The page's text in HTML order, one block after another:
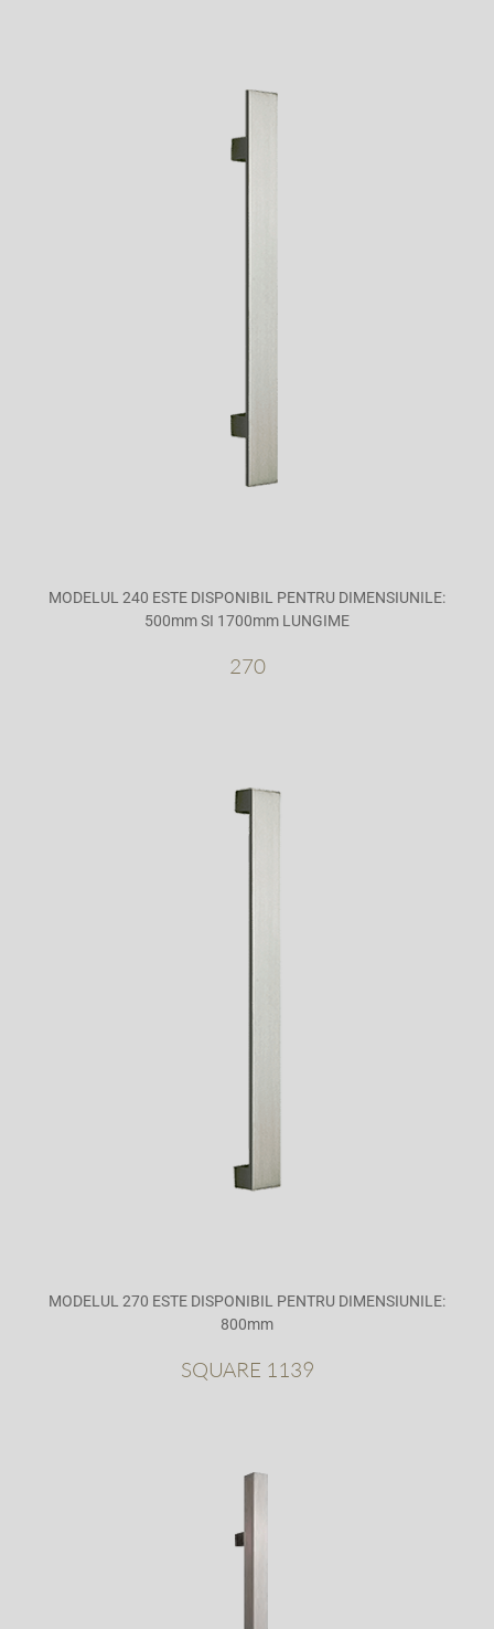
MODELUL 240 ESTE DISPONIBIL PENTRU DIMENSIUNILE:
500mm SI 1700mm LUNGIME
270
MODELUL 270 ESTE DISPONIBIL PENTRU DIMENSIUNILE:
800mm
SQUARE 1139